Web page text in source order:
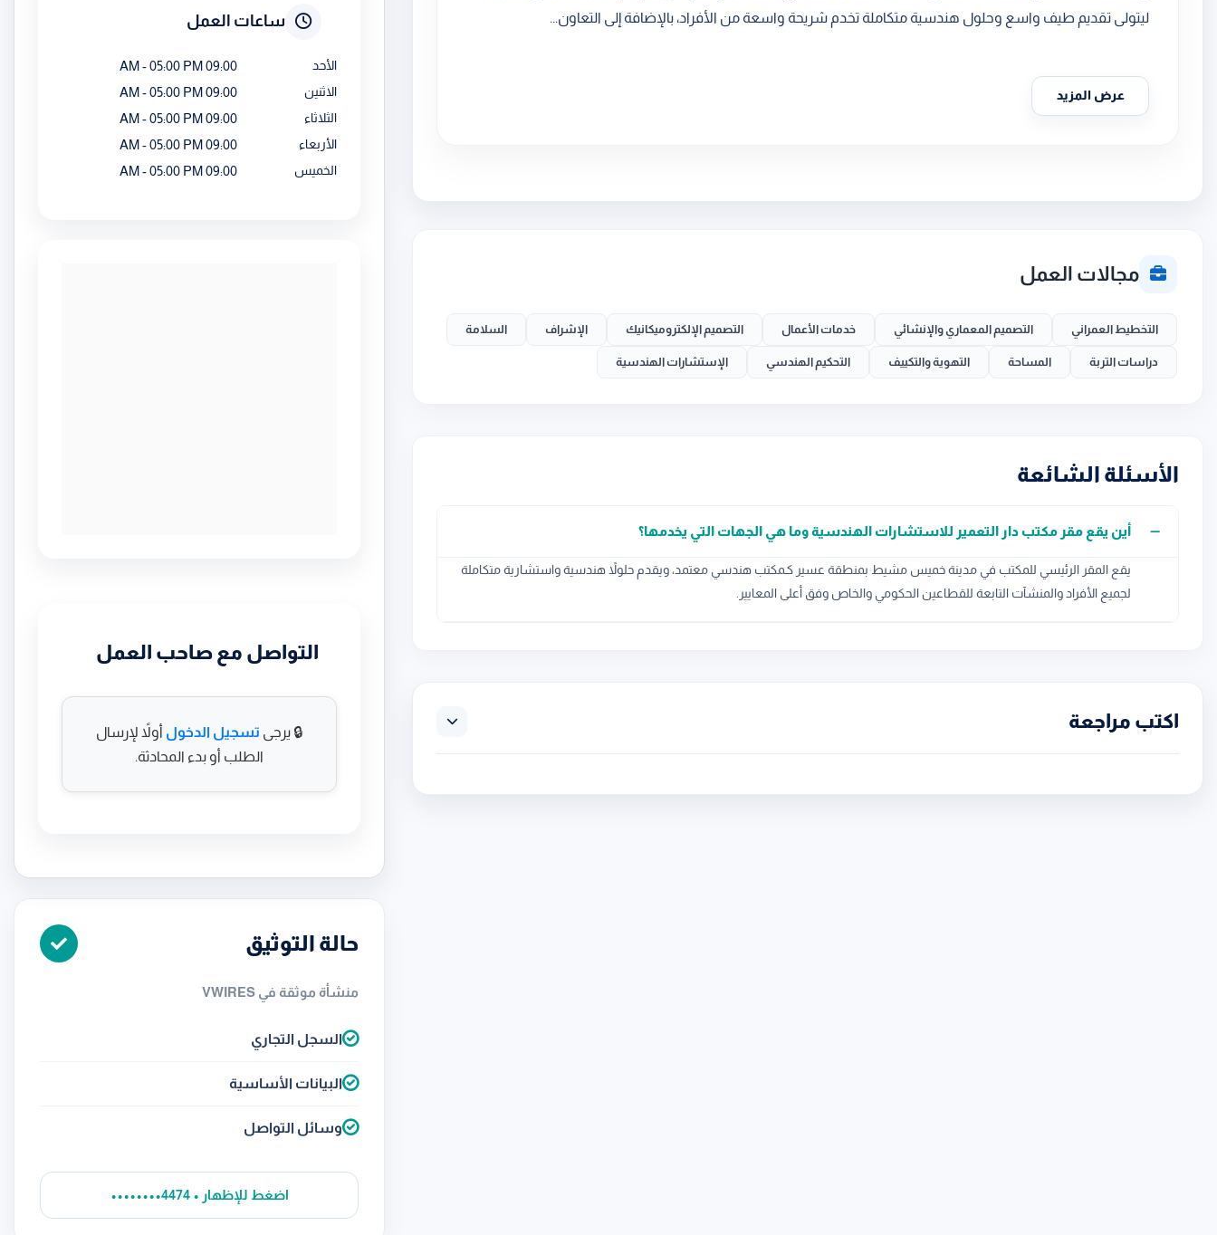
ليتولى تقديم طيف واسع وحلول هندسية متكاملة تخدم شريحة واسعة من الأفراد، بالإضافة إلى التعاون...
عرض المزيد
مجالات العمل
التخطيط العمراني التصميم المعماري والإنشائي خدمات الأعمال التصميم الإلكتروميكانيك الإشراف السلامة
دراسات التربة المساحة التهوية والتكييف التحكيم الهندسي الإستشارات الهندسية
الأسئلة الشائعة
أين يقع مقر مكتب دار التعمير للاستشارات الهندسية وما هي الجهات التي يخدمها؟
يقع المقر الرئيسي للمكتب في مدينة خميس مشيط بمنطقة عسير كـمكتب هندسي معتمد، ويقدم حلولاً هندسية واستشارية متكاملة
لجميع الأفراد والمنشآت التابعة للقطاعين الحكومي والخاص وفق أعلى المعايير.
اكتب مراجعة
ساعات العمل
الأحد 09:00 AM - 05:00 PM
الاثنين 09:00 AM - 05:00 PM
الثلاثاء 09:00 AM - 05:00 PM
الأربعاء 09:00 AM - 05:00 PM
الخميس 09:00 AM - 05:00 PM
التواصل مع صاحب العمل
🔒 يرجى تسجيل الدخول أولاً لإرسال
الطلب أو بدء المحادثة.
حالة التوثيق
منشأة موثقة في VWIRES
السجل التجاري
البيانات الأساسية
وسائل التواصل
••••••••4474 • اضغط للإظهار